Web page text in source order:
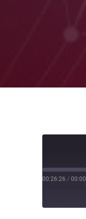
00:00
/
00:26:26